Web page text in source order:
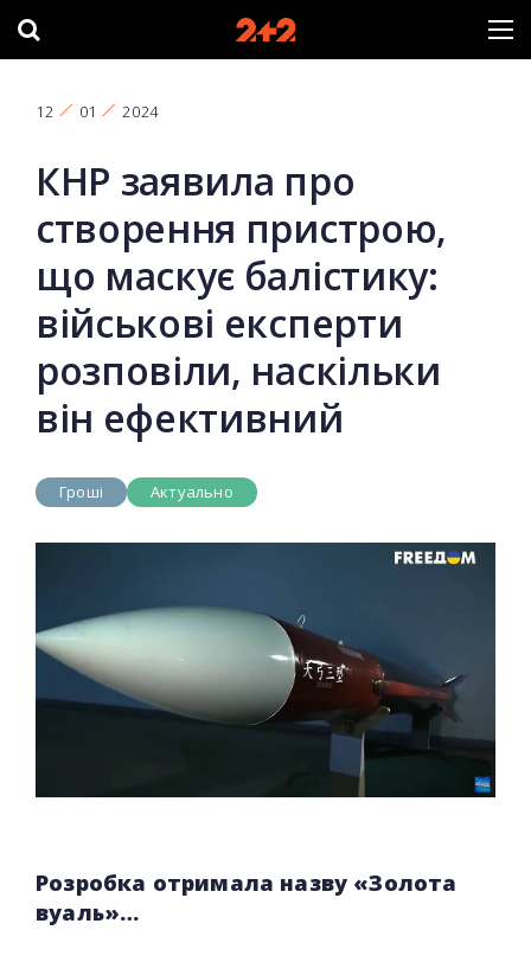
12 01 2024
КНР заявила про
створення пристрою,
що маскує балістику:
військові експерти
розповіли, наскільки
він ефективний
Гроші Актуально
Розробка отримала назву «Золота
вуаль»…